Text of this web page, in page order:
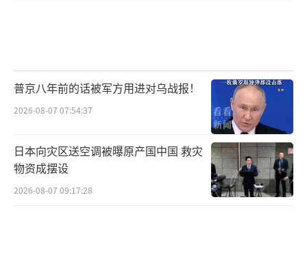
普京八年前的话被军方用进对乌战报！
2026-08-07 07:54:37
日本向灾区送空调被曝原产国中国 救灾
物资成摆设
2026-08-07 09:17:28